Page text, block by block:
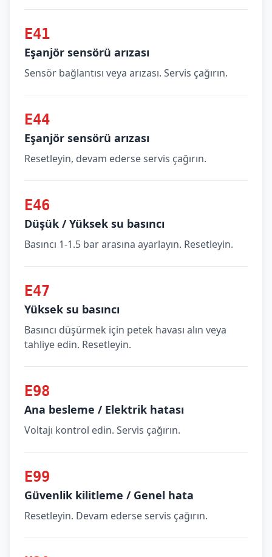
E41
Eşanjör sensörü arızası
Sensör bağlantısı veya arızası. Servis çağırın.
E44
Eşanjör sensörü arızası
Resetleyin, devam ederse servis çağırın.
E46
Düşük / Yüksek su basıncı
Basıncı 1-1.5 bar arasına ayarlayın. Resetleyin.
E47
Yüksek su basıncı
Basıncı düşürmek için petek havası alın veya
tahliye edin. Resetleyin.
E98
Ana besleme / Elektrik hatası
Voltajı kontrol edin. Servis çağırın.
E99
Güvenlik kilitleme / Genel hata
Resetleyin. Devam ederse servis çağırın.